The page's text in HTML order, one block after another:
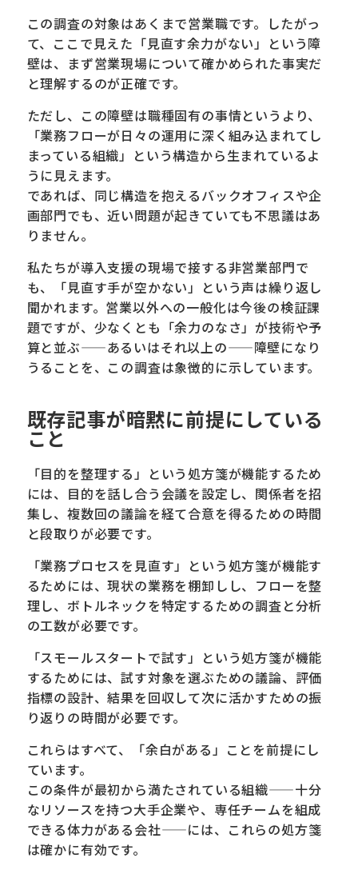
この調査の対象はあくまで営業職です。したがっ
て、ここで見えた「見直す余力がない」という障
壁は、まず営業現場について確かめられた事実だ
と理解するのが正確です。
ただし、この障壁は職種固有の事情というより、
「業務フローが日々の運用に深く組み込まれてし
まっている組織」という構造から生まれているよ
うに見えます。
であれば、同じ構造を抱えるバックオフィスや企
画部門でも、近い問題が起きていても不思議はあ
りません。
私たちが導入支援の現場で接する非営業部門で
も、「見直す手が空かない」という声は繰り返し
聞かれます。営業以外への一般化は今後の検証課
題ですが、少なくとも「余力のなさ」が技術や予
算と並ぶ——あるいはそれ以上の——障壁になり
うることを、この調査は象徴的に示しています。
既存記事が暗黙に前提にしている
こと
「目的を整理する」という処方箋が機能するため
には、目的を話し合う会議を設定し、関係者を招
集し、複数回の議論を経て合意を得るための時間
と段取りが必要です。
「業務プロセスを見直す」という処方箋が機能す
るためには、現状の業務を棚卸しし、フローを整
理し、ボトルネックを特定するための調査と分析
の工数が必要です。
「スモールスタートで試す」という処方箋が機能
するためには、試す対象を選ぶための議論、評価
指標の設計、結果を回収して次に活かすための振
り返りの時間が必要です。
これらはすべて、「余白がある」ことを前提にし
ています。
この条件が最初から満たされている組織——十分
なリソースを持つ大手企業や、専任チームを組成
できる体力がある会社——には、これらの処方箋
は確かに有効です。